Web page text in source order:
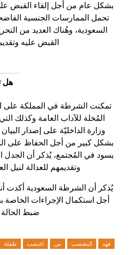
بشكل عام من أجل إلقاء القبض
تحمل الممارسات الجنسية
السعودية، وهُناك العديد من
القبض عليه
هل
تمكنت الشرطة في المملكة على
المُخلة للآداب العامة وكذلك
وزارة الداخليّة على إصدار
بشكل كبير من أجل الحفاظ على
يسود في المُجتمع، يُذكر أن الجدل
وتقديمهم للعدالة لنيل
يُذكر أن الشرطة السعودية أكدت
أجل استكمال الإجراءات
ضبط
فهد المغتصب من اغتصب طفلة